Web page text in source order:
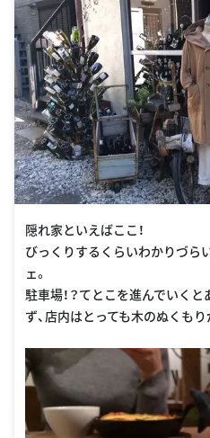
隠れ家といえばここ！
びっくりするくらいわかりづら
ェ。
駐車場！？てとこを進んでいく
ず、店内はとっても木のぬくも